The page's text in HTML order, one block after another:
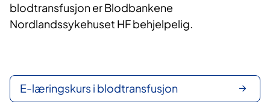
blodtransfusjon er Blodbankene
Nordlandssykehuset HF behjelpelig.
E-læringskurs i blodtransfusjon